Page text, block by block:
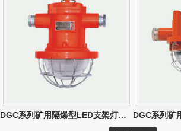
DGC系列矿用隔爆型LED支架灯（10W-30W）